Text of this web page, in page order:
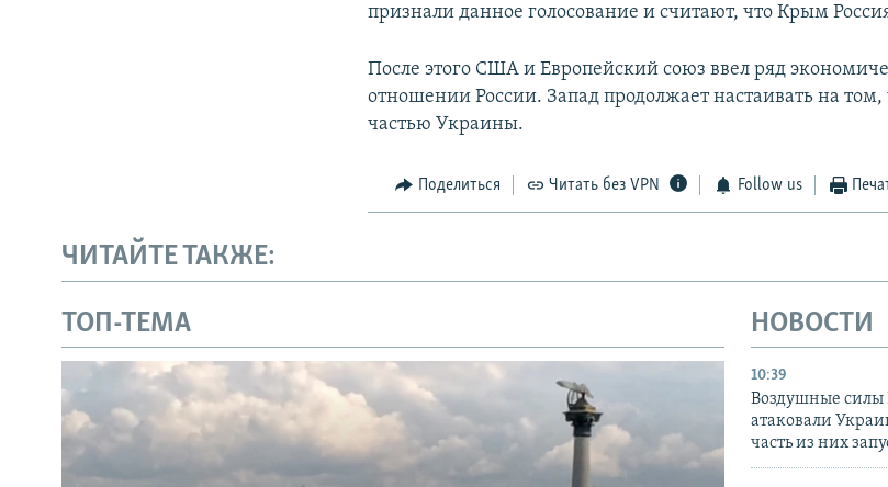
признали данное голосование и считают, что Крым
После этого США и Европейский союз ввел ряд
отношении России. Запад продолжает настаивать на
частью Украины.
Поделиться Читать без VPN Follow us
ЧИТАЙТЕ ТАКЖЕ:
ТОП-ТЕМА НОВОСТИ
10:39
Воздушные силы
атаковали
часть из них